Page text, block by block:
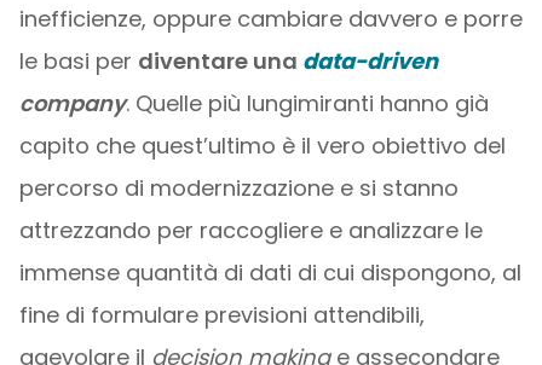
inefficienze, oppure cambiare davvero e porre
le basi per diventare una data-driven
company. Quelle più lungimiranti hanno già
capito che quest’ultimo è il vero obiettivo del
percorso di modernizzazione e si stanno
attrezzando per raccogliere e analizzare le
immense quantità di dati di cui dispongono, al
fine di formulare previsioni attendibili,
agevolare il decision makinge assecondare